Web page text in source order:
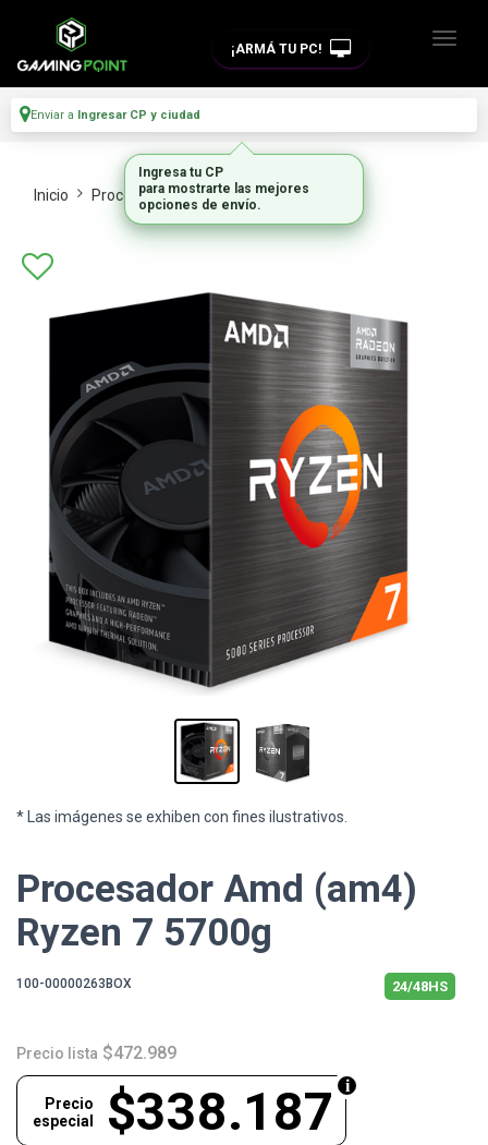
¡ARMÁ TU PC!
Enviar a Ingresar CP y ciudad
Inicio Procesadores Procesadores
* Las imágenes se exhiben con fines ilustrativos.
Procesador Amd (am4)
Ryzen 7 5700g
100-00000263BOX 24/48HS
Precio lista $472.989
$338.187
Precio
especial
Ingresa tu CP
para mostrarte las mejores
opciones de envío.